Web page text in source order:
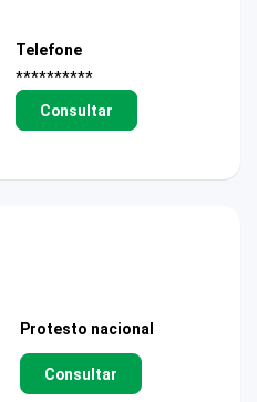
Telefone
**********
Consultar
Protesto nacional
Consultar